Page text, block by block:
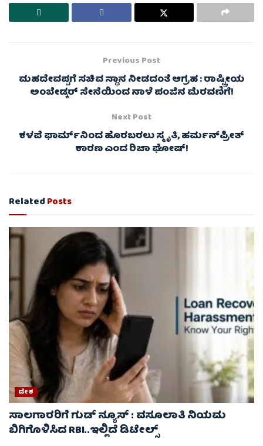
Previous Post
ಮಹದೇವಪ್ಪಗೆ ಸಚಿವ ಸ್ಥಾನ ನೀಡದಂತೆ ಆಗ್ರಹ : ರಾಷ್ಟ್ರೀಯ
ಅಂಬೇಡ್ಕರ್ ಸೇನೆಯಿಂದ ನಾಳೆ ಪಂಜಿನ ಮೆರವಣಿಗೆ!
Next Post
ಕಳಪೆ ಫಾರ್ಮ್‌ನಿಂದ ಹೊರಬರಲು ಸ್ಮೃತಿ, ಹರ್ಮನ್‌ಪ್ರೀತ್
ಕಾರಣ ಎಂದ ರಿಚಾ ಘೋಷ್!
RelatedPosts
ದೇಶ
ಸಾಲಗಾರರಿಗೆ ಗುಡ್ ನ್ಯೂಸ್ : ವಸೂಲಾತಿ ನಿಯಮ
ಬಿಗಿಗೊಳಿಸಿದ RBI..ಇಲ್ಲಿದೆ ಡಿಟೇಲ್ಸ್